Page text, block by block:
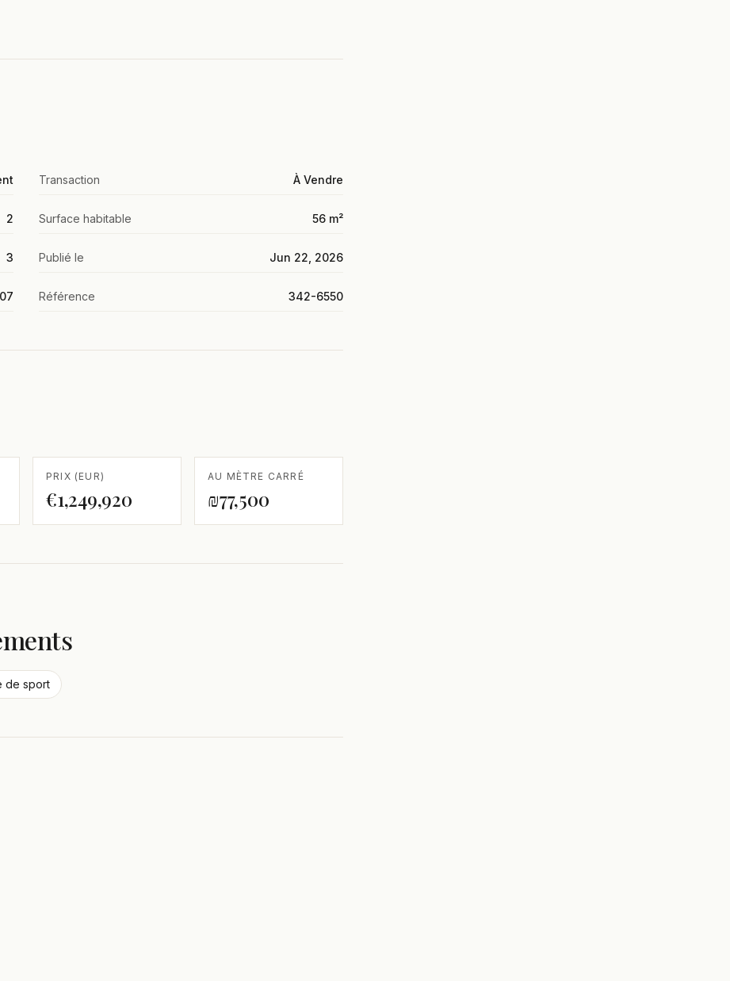
Transaction À Vendre
2 Surface habitable 56 m²
3 Publié le Jun 22, 2026
Référence 342-6550
PRIX (EUR)
€1,249,920
AU MÈTRE CARRÉ
₪77,500
de sport